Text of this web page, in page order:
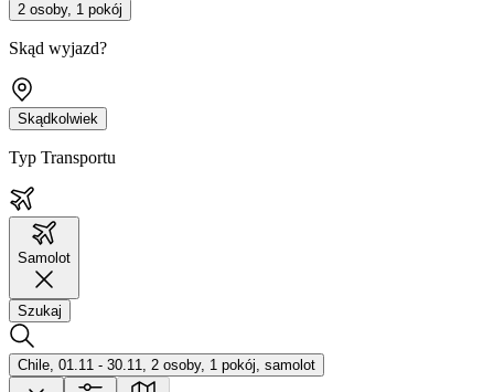
2 osoby, 1 pokój
Skąd wyjazd?
Skądkolwiek
Typ Transportu
Samolot
Szukaj
Chile, 01.11 - 30.11, 2 osoby, 1 pokój, samolot